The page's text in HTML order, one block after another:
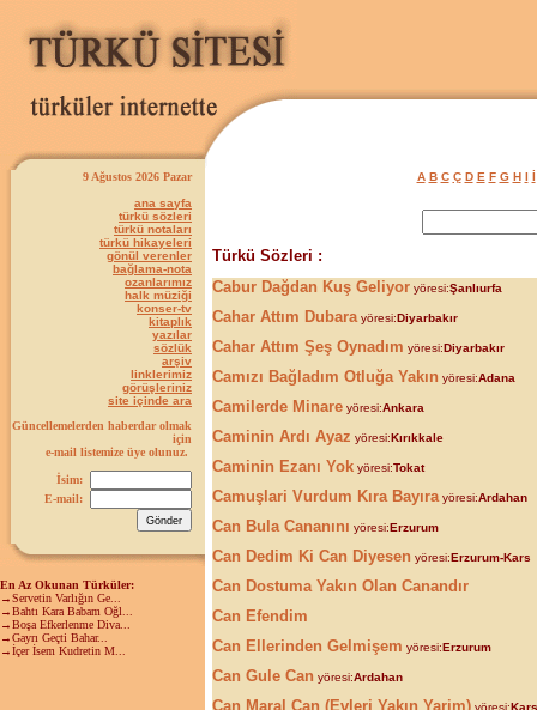
9 Ağustos 2026 Pazar
ana sayfa
türkü sözleri
türkü notaları
türkü hikayeleri
gönül verenler
bağlama-nota
ozanlarımız
halk müziği
konser-tv
kitaplık
yazılar
sözlük
arşiv
linklerimiz
görüşleriniz
site içinde ara
Güncellemelerden haberdar olmak
için
e-mail listemize üye olunuz.
İsim:
E-mail:
En Az Okunan Türküler:
→Servetin Varlığın Ge...
→Bahtı Kara Babam Oğl...
→Boşa Efkerlenme Diva...
→Gayrı Geçti Bahar...
→İçer İsem Kudretin M...
A B C Ç D E F G H I İ
Türkü Sözleri :
Cabur Dağdan Kuş Geliyor yöresi:Şanlıurfa
Cahar Attım Dubara yöresi:Diyarbakır
Cahar Attım Şeş Oynadım yöresi:Diyarbakır
Camızı Bağladım Otluğa Yakın yöresi:Adana
Camilerde Minare yöresi:Ankara
Caminin Ardı Ayaz yöresi:Kırıkkale
Caminin Ezanı Yok yöresi:Tokat
Camuşlari Vurdum Kıra Bayıra yöresi:Ardahan
Can Bula Cananını yöresi:Erzurum
Can Dedim Ki Can Diyesen yöresi:Erzurum-Kars
Can Dostuma Yakın Olan Canandır
Can Efendim
Can Ellerinden Gelmişem yöresi:Erzurum
Can Gule Can yöresi:Ardahan
Can Maral Can (Evleri Yakın Yarim) yöresi:Kars